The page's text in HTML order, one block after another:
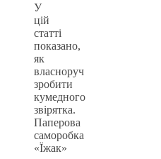
У
цій
статті
показано,
як
власноруч
зробити
кумедного
звірятка.
Паперова
саморобка
«Їжак»